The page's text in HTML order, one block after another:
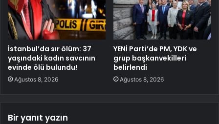
İstanbul’da sır ölüm: 37
yaşındaki kadın savcının
evinde ölü bulundu!
Ağustos 8, 2026
YENİ Parti’de PM, YDK ve
grup başkanvekilleri
belirlendi
Ağustos 8, 2026
Bir yanıt yazın